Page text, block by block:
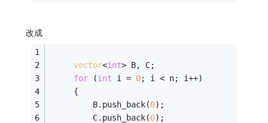
改成
vector<int> B, C;
for (int i = 0; i < n; i++)
     {
         B.push_back(
0);
         C.push_back(
0);